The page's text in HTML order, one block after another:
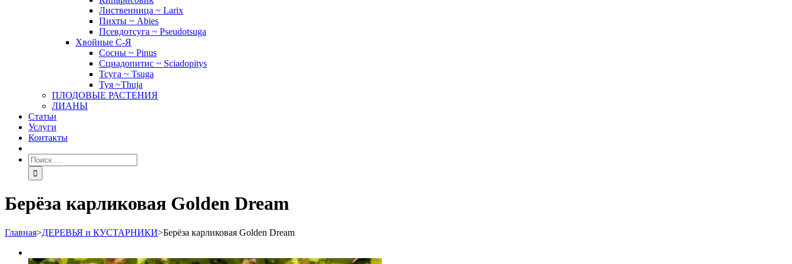
Лиственница ~ Larix
Пихты ~ Abies
Псевдотсуга ~ Pseudotsuga
Хвойные С-Я
Сосны ~ Pinus
Сциадопитис ~ Sciadopitys
Тсуга ~ Tsuga
Туя ~Thuja
ПЛОДОВЫЕ РАСТЕНИЯ
ЛИАНЫ
Статьи
Услуги
Контакты
Берёза карликовая Golden Dream
Главная>ДЕРЕВЬЯ и КУСТАРНИКИ>Берёза карликовая Golden Dream